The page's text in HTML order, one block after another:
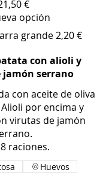
€
opción
grande2,20 €
con alioli y
jamón serrano
con aceite de oliva
por encima y
virutas de jamón
raciones.
Huevos